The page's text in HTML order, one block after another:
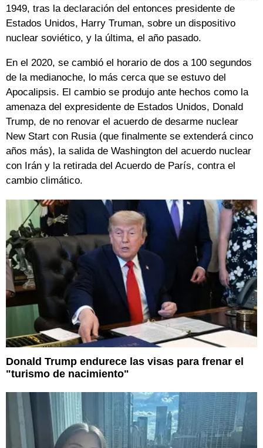
1949, tras la declaración del entonces presidente de
Estados Unidos, Harry Truman, sobre un dispositivo
nuclear soviético, y la última, el año pasado.
En el 2020, se cambió el horario de dos a 100 segundos
de la medianoche, lo más cerca que se estuvo del
Apocalipsis. El cambio se produjo ante hechos como la
amenaza del expresidente de Estados Unidos, Donald
Trump, de no renovar el acuerdo de desarme nuclear
New Start con Rusia (que finalmente se extenderá cinco
años más), la salida de Washington del acuerdo nuclear
con Irán y la retirada del Acuerdo de París, contra el
cambio climático.
Donald Trump endurece las visas para frenar el
"turismo de nacimiento"